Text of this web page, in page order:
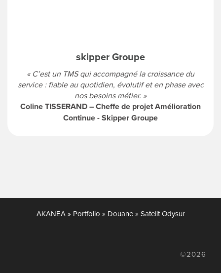
skipper Groupe
« C’est un TMS qui accompagné la croissance du
service : fiable au quotidien, évolutif et en phase avec
nos besoins métier. »
Coline TISSERAND – Cheffe de projet Amélioration
Continue - Skipper Groupe
AKANEA» Portfolio » Douane» Satelit Odysur
©2026